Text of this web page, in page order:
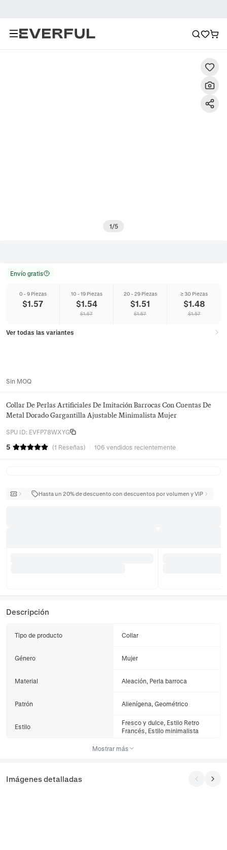
1/5
Envío gratis
0 - 9 Piezas
$1.57
10 - 19 Piezas
$1.54
$1.57
20 - 29 Piezas
$1.51
$1.57
≥ 30 Piezas
$1.48
$1.57
Ver todas las variantes
Sin MOQ
Collar De Perlas Artificiales De Imitación Barrocas Con Cuentas De
Metal Dorado Gargantilla Ajustable Minimalista Mujer
SPU ID: EVFP78WXYG
5 (1 Reseñas) 106 vendidos recientemente
Hasta un 20% de descuento con descuentos por volumen y VIP
Descripción
Tipo de producto Collar
Género Mujer
Material Aleación, Perla barroca
Patrón Alienígena, Geométrico
Estilo
Fresco y dulce, Estilo Retro
Francés, Estilo minimalista
Mostrar más
Imágenes detalladas